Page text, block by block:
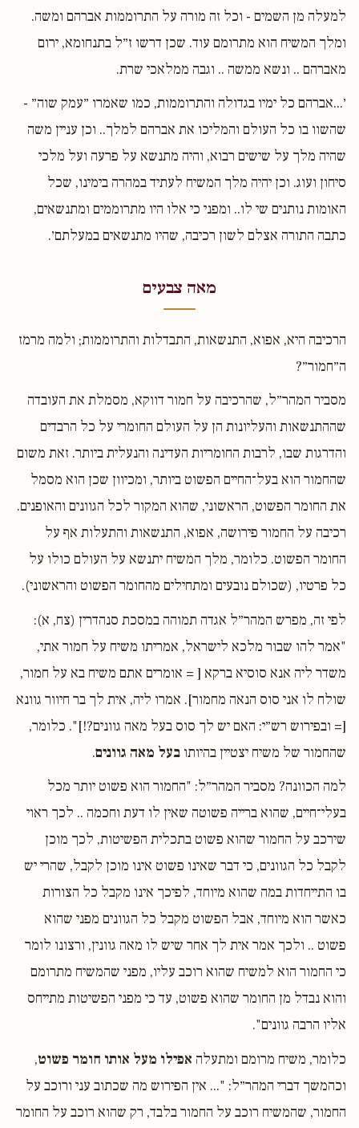
למעלה מן השמים - וכל זה מורה על התרוממות אברהם ומשה.
ומלך המשיח הוא מתרומם עוד. שכן דרשו ז״ל בתנחומא, ירום
מאברהם .. ונשא ממשה .. וגבה ממלאכי שרת.
׳...אברהם כל ימיו בגדולה והתרוממות, כמו שאמרו ״עמק שוה״ -
שהשוו בו כל העולם והמליכו את אברהם למלך.. וכן עניין משה
שהיה מלך על שישים רבוא, והיה מתנשא על פרעה ועל מלכי
סיחון ועוג. וכן יהיה מלך המשיח לעתיד במהרה בימינו, שכל
האומות נותנים שי לו.. ומפני כי אלו היו מתרוממים ומתנשאים,
כתבה התורה אצלם לשון רכיבה, שהיו מתנשאים במעלתם׳.
מאה צבעים
הרכיבה היא, אפוא, התנשאות, התבדלות והתרוממות; ולמה מרמז
ה״חמור״?
מסביר המהר״ל, שהרכיבה על חמור דווקא, מסמלת את העובדה
שההתנשאות והעליונות הן על העולם החומרי על כל הרבדים
והדרגות שבו, לרבות החומריות העדינה והנעלית ביותר. זאת משום
שהחמור הוא בעל־החיים הפשוט ביותר, ומכיוון שכן הוא מסמל
את החומר הפשוט, הראשוני, שהוא המקור לכל הגוונים והאופנים.
רכיבה על החמור פירושה, אפוא, התנשאות והתעלות אף על
החומר הפשוט. כלומר, מלך המשיח יתנשא על העולם כולו על
כל פרטיו, (שכולם נובעים ומתחילים מהחומר הפשוט והראשוני).
לפי זה, מפרש המהר״ל אגדה תמוהה במסכת סנהדרין (צח, א):
"אמר להו שבור מלכא לישראל, אמריתו משיח על חמור אתי,
משדר ליה אנא סוסיא ברקא [ = אומרים אתם משיח בא על חמור,
שולח לו אני סוס הנאה מחמור]. אמרו ליה, אית לך בר חיוור גוונא
[= ובפירוש רש״י: האם יש לך סוס בעל מאה גוונים?!]". כלומר,
שהחמור של משיח יצטיין בהיותו בעל מאה גוונים.
למה הכוונה? מסביר המהר״ל: "החמור הוא פשוט יותר מכל
בעלי־חיים, שהוא ברייה פשוטה שאין לו דעת וחכמה .. לכך ראוי
שירכב על החמור שהוא פשוט בתכלית הפשיטות, לכך מוכן
לקבל כל הגוונים, כי דבר שאינו פשוט אינו מוכן לקבל, שהרי יש
בו התייחדות במה שהוא מיוחד, לפיכך אינו מקבל כל הצורות
כאשר הוא מיוחד, אבל הפשוט מקבל כל הגוונים מפני שהוא
פשוט .. ולכך אמר אית לך אחר שיש לו מאה גוונין, ורצונו לומר
כי החמור הוא למשיח שהוא רוכב עליו, מפני שהמשיח מתרומם
והוא נבדל מן החומר שהוא פשוט, עד כי מפני הפשיטות מתייחס
אליו הרבה גוונים".
כלומר, משיח מרומם ומתעלה אפילו מעל אותו חומר פשוט,
וכהמשך דברי המהר״ל: "... אין הפירוש מה שכתוב עני ורוכב על
החמור, שהמשיח רוכב על החמור בלבד, רק שהוא רוכב על החומר